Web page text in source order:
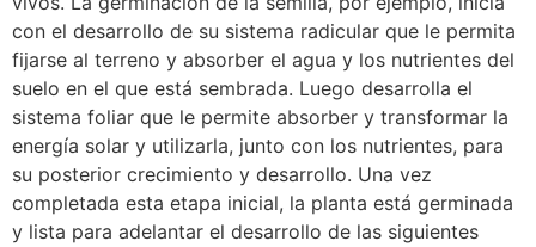
con el desarrollo de su sistema radicular que le permita
fijarse al terreno y absorber el agua y los nutrientes del
suelo en el que está sembrada. Luego desarrolla el
sistema foliar que le permite absorber y transformar la
energía solar y utilizarla, junto con los nutrientes, para
su posterior crecimiento y desarrollo. Una vez
completada esta etapa inicial, la planta está germinada
y lista para adelantar el desarrollo de las siguientes